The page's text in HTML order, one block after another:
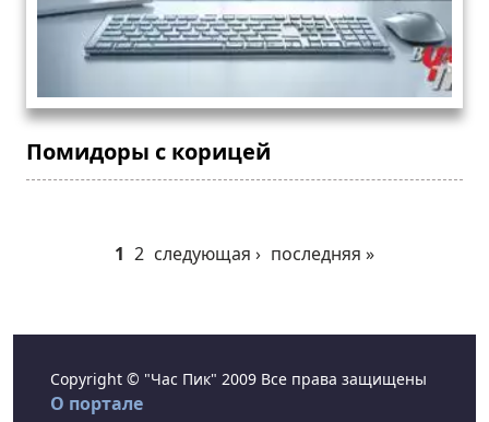
Помидоры с корицей
1 2 следующая › последняя »
Copyright © "Час Пик" 2009 Все права защищены
О портале